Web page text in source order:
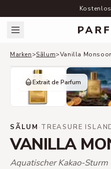
Marken>Sãlum>Vanilla
Extrait de Parfum
SÃLUM · TREASURE
VANILLA
Aquatischer Kakao-Sturm